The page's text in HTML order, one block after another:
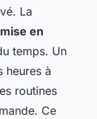
La
mise en
temps. Un
heures à
routines
Ce